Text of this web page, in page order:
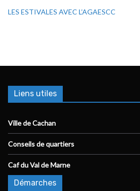
LES ESTIVALES AVEC L’AGAESCC
Liens utiles
Ville de Cachan
Conseils de quartiers
Caf du Val de Marne
Démarches